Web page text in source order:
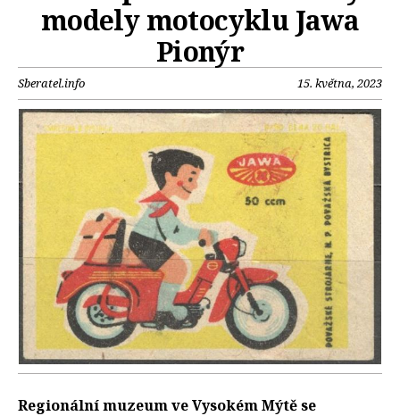
modely motocyklu Jawa
Pionýr
Sberatel.info 15. května, 2023
Regionální muzeum ve Vysokém Mýtě se